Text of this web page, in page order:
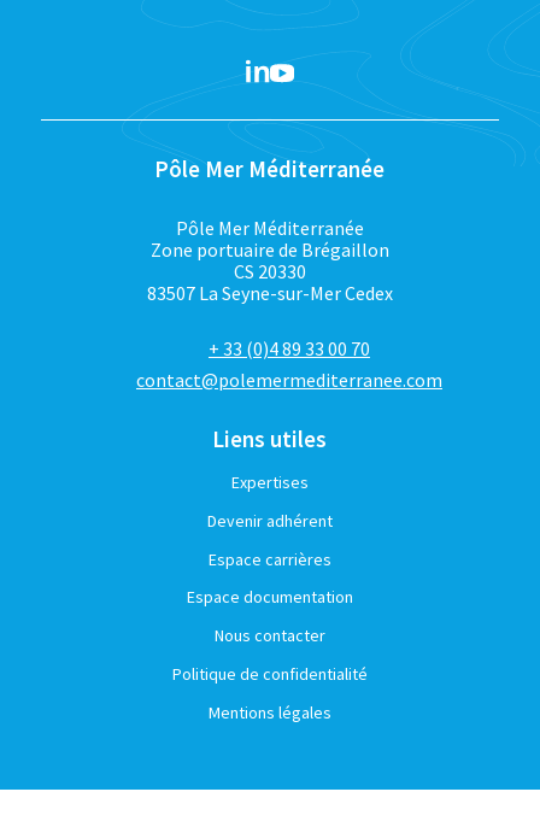
Pôle Mer Méditerranée
Pôle Mer Méditerranée
Zone portuaire de Brégaillon
CS 20330
83507 La Seyne-sur-Mer Cedex
+ 33 (0)4 89 33 00 70
contact@polemermediterranee.com
Liens utiles
Expertises
Devenir adhérent
Espace carrières
Espace documentation
Nous contacter
Politique de confidentialité
Mentions légales